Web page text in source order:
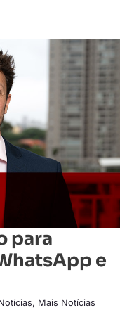
para
e
, Mais Notícias